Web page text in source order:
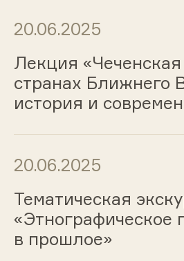
20.06.2025
Лекция
странах Ближнего
история и
20.06.2025
Тематическая
«Этнографическое
в прошлое»